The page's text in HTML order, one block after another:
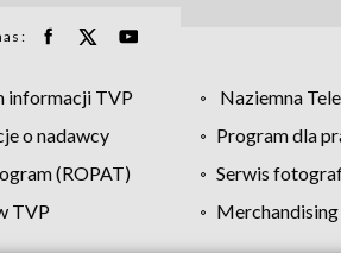
informacji TVP Naziemna
o nadawcy
Program dla
(ROPAT)
Serwis
TVP